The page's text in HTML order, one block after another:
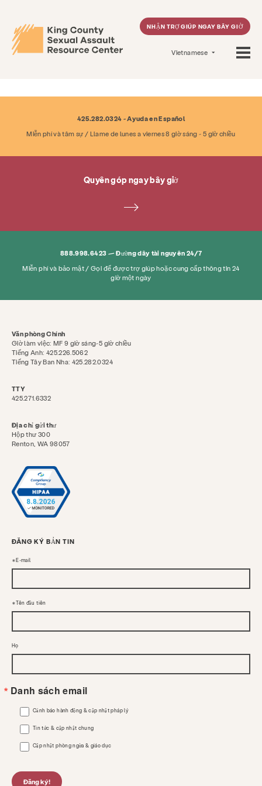
NHẬN TRỢ GIÚP NGAY BÂY GIỜ
Vietnamese
Dịch vụ
Tài nguyên
Trong khoảng
Việc làm
425.282.0324 - Ayuda en Español
Miễn phí và tâm sự / Llame de lunes a viernes 8 giờ sáng - 5 giờ chiều
Quyên góp ngay bây giờ
888.998.6423 — Đường dây tài nguyên 24/7
Miễn phí và bảo mật / Gọi để được trợ giúp hoặc cung cấp thông tin 24
giờ một ngày
Văn phòng Chính
Giờ làm việc: MF 9 giờ sáng-5 giờ chiều
Tiếng Anh: 425.226.5062
Tiếng Tây Ban Nha: 425.282.0324
TTY
425.271.6332
Địa chỉ gửi thư
Hộp thư 300
Renton, WA 98057
ĐĂNG KÝ BẢN TIN
E-mail
Tên đầu tiên
Họ
Danh sách email
Cảnh báo hành động & cập nhật pháp lý
Tin tức & cập nhật chung
Cập nhật phòng ngừa & giáo dục
Đăng ký!